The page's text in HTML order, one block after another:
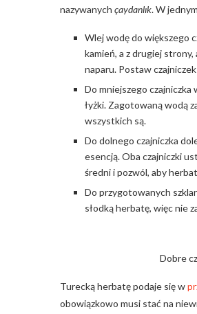
nazywanych çaydanlık. W
Wlej wodę do większego
kamień, a z drugiej
naparu. Postaw
Do mniejszego
łyżki. Zagotowaną wodą
wszystkich są.
Do dolnego czajniczka
esencją. Oba czajniczki
średni i pozwól, aby
Do przygotowanych
słodką herbatę, więc nie
Dobre
Turecką herbatę podaje się w
obowiązkowo musi stać na